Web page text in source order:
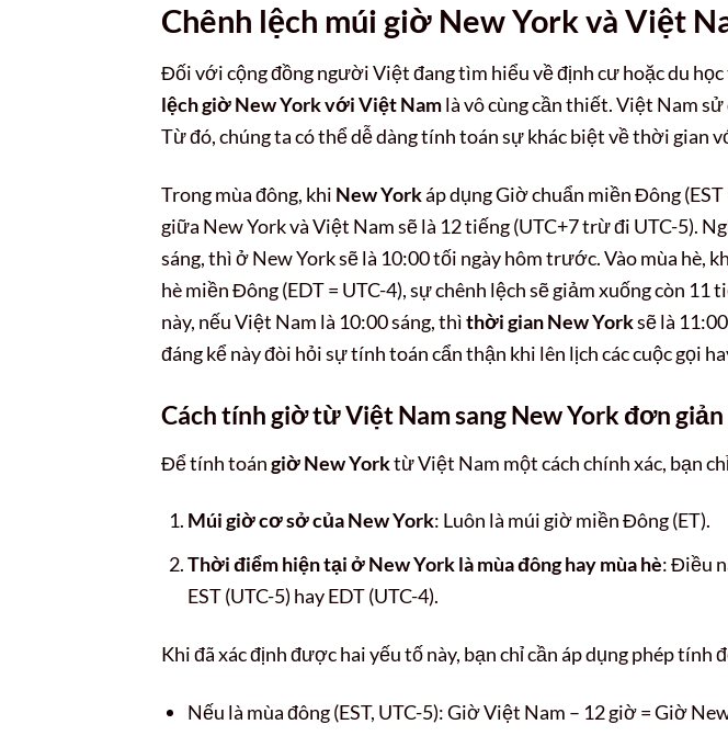
Chênh lệch múi giờ New York và Việt
Đối với cộng đồng người Việt đang tìm hiểu về định cư hoặc du
lệch giờ New York với Việt Namlà vô cùng cần thiết. Việt Nam
Từ đó, chúng ta có thể dễ dàng tính toán sự khác biệt về thời gian
Trong mùa đông, khi New Yorkáp dụng Giờ chuẩn miền Đông
giữa New York và Việt Nam sẽ là 12 tiếng (UTC+7 trừ đi UTC-5).
sáng, thì ở New York sẽ là 10:00 tối ngày hôm trước. Vào mùa hè,
hè miền Đông (EDT = UTC-4), sự chênh lệch sẽ giảm xuống còn 11
này, nếu Việt Nam là 10:00 sáng, thìthời gian New Yorksẽ là
đáng kể này đòi hỏi sự tính toán cẩn thận khi lên lịch các cuộc gọi
Cách tính giờ từ Việt Nam sang New York đơn giản
Để tính toángiờ New Yorktừ Việt Nam một cách chính xác, bạn
Múi giờ cơ sở của New York: Luôn là múi giờ miền Đông (ET).
Thời điểm hiện tại ở New York là mùa đông hay mùa hè: Điều
EST (UTC-5) hay EDT (UTC-4).
Khi đã xác định được hai yếu tố này, bạn chỉ cần áp dụng phép tính
Nếu là mùa đông (EST, UTC-5): Giờ Việt Nam – 12 giờ = Giờ